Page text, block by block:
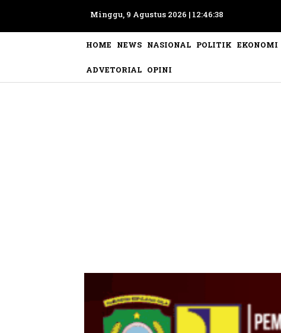
Minggu, 9 Agustus 2026 | 12:46:39
HOME NEWS NASIONAL POLITIK EKONOMI
ADVETORIAL OPINI